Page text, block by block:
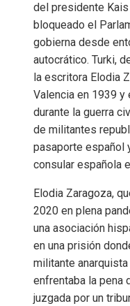
del presidente Kais
bloqueado el
gobierna desde
autocrático. Turki,
la escritora Elodia
Valencia en 1939 y
durante la guerra
de militantes
pasaporte español
consular española
Elodia Zaragoza,
2020 en plena
una asociación
en una prisión
militante
enfrentaba la pena
juzgada por un